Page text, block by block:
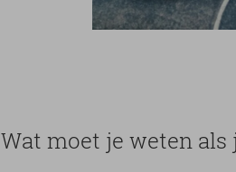
Wat moet je weten als